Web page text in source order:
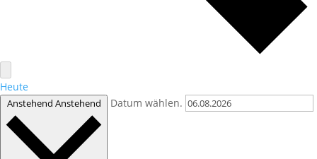
Heute
Anstehend Anstehend Datum wählen.